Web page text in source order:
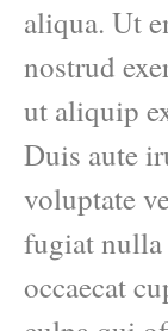
aliqua. Ut
nostrud
ut aliquip
Duis aute
voluptate
fugiat nulla
occaecat